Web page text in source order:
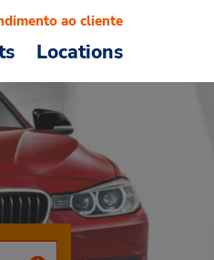
Locations
ao cliente